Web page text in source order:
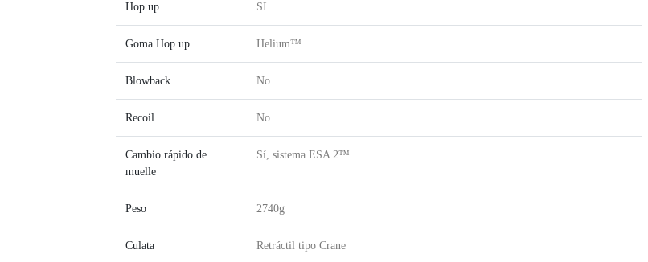
Hop up SI
Goma Hop up Helium™
Blowback No
Recoil No
Cambio rápido de
muelle
Sí, sistema ESA 2™
Peso 2740g
Culata Retráctil tipo Crane